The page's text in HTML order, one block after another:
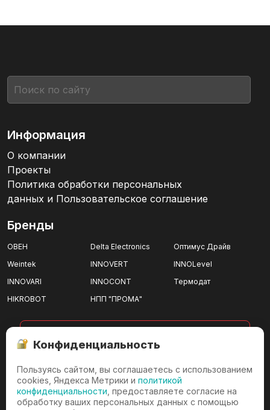
Информация
О компании
Проекты
Политика обработки персональных
данных и Пользовательское соглашение
Бренды
ОВЕН Delta Electronics
Оптимус Драйв
Weintek
INNOVERT
INNOLevel
INNOVARI
INNOCONT
Термодат
HIKROBOT
НПП "ПРОМА"
г. Ижевск
г. Ижевск, проезд имени
Дерябина, д.3/36
Конфиденциальность
Пользуясь сайтом, вы соглашаетесь с использованием
cookies, Яндекса Метрики и политикой
конфиденциальности , предоставляете согласие на
обработку ваших персональных данных с помощью